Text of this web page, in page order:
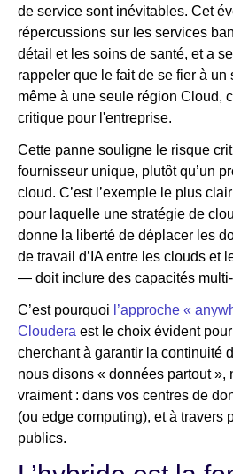
de service sont inévitables. Cet
répercussions sur les services
détail et les soins de santé, et a
rappeler que le fait de se fier à un
même à une seule région Cloud,
critique pour l'entreprise.
Cette panne souligne le risque
fournisseur unique, plutôt qu’un
cloud. C’est l’exemple le plus
pour laquelle une stratégie de
donne la liberté de déplacer les
de travail d’IA entre les clouds et
— doit inclure des capacités
C’est pourquoi l’approche «
Cloudera est le choix évident
cherchant à garantir la continuité
nous disons « données partout »,
vraiment : dans vos centres de
(ou edge computing), et à travers
publics.